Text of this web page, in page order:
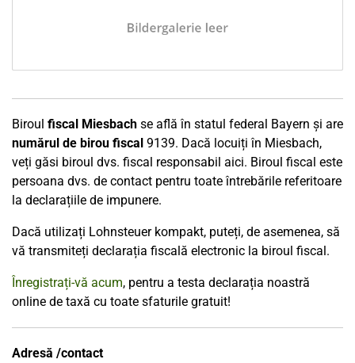
Biroul fiscal Miesbach se află în statul federal Bayern și are
numărul de birou fiscal 9139. Dacă locuiți în Miesbach,
veți găsi biroul dvs. fiscal responsabil aici. Biroul fiscal este
persoana dvs. de contact pentru toate întrebările referitoare
la declarațiile de impunere.
Dacă utilizați Lohnsteuer kompakt, puteți, de asemenea, să
vă transmiteți declarația fiscală electronic la biroul fiscal.
Înregistrați-vă acum, pentru a testa declarația noastră
online de taxă cu toate sfaturile gratuit!
Adresă /contact